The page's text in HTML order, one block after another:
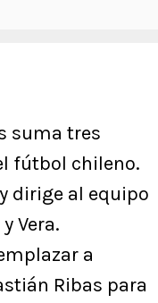
suma tres
fútbol chileno.
dirige al equipo
Vera.
a
Ribas para